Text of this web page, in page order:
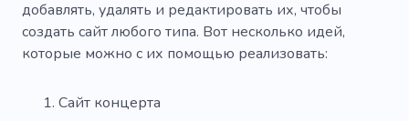
Магазин музыкальных товаров
Инструмент
Галерея
добавлять, удалять и редактировать их, чтобы
создать сайт любого типа. Вот несколько идей,
которые можно с их помощью реализовать:
Сайт концерта